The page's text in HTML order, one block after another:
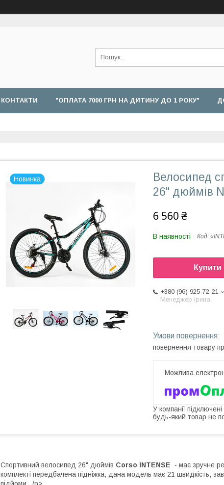
КОНТАКТИ "ОПЛАТА 7000 ГРН НА ДИТИНУ ДО 1 РОКУ"
Новинка
Велоcипед
26" дюймів
6 560 ₴
В наявності Код:
Купити
+380 (96) 925-72-21
Менеджер Ірина
повернення товару
У компанії
будь-який товар не
Спортивний велосипед 26" дюймів Corso INTENSE
- має зручне
комплекті передбачена підніжка, дана модель має 21 швидкість,
підйоми. /p>